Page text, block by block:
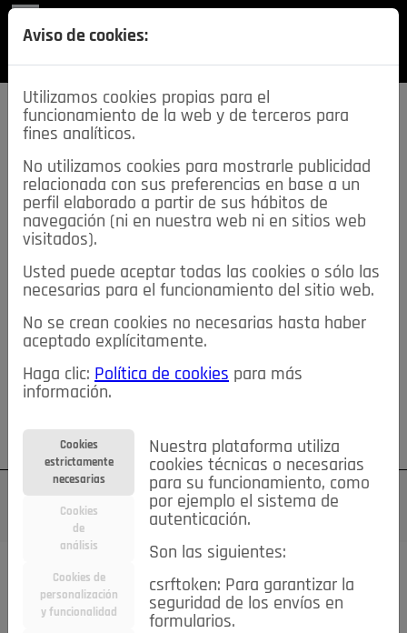
SECCIONES
descarga esta
REVISTA
≡NOTICIAS
NOTICIAS SERVICIOS DE INTERÉS
TABLÓN DE ANUNCIOS MIS ANUNCIOS CONTACTO
NOSOTROS
Su cuenta Regístrese ¿Olvidó su contraseña?
TODAS Deporte Bicicletas Deportes y Ocio
Electrodomésticos
Aviso de cookies:
Utilizamos cookies propias para el
funcionamiento de la web y de terceros para
fines analíticos.
No utilizamos cookies para mostrarle publicidad
relacionada con sus preferencias en base a un
perfil elaborado a partir de sus hábitos de
navegación (ni en nuestra web ni en sitios web
visitados).
Usted puede aceptar todas las cookies o sólo las
necesarias para el funcionamiento del sitio web.
No se crean cookies no necesarias hasta haber
aceptado explícitamente.
Haga clic: Política de cookies para más
información.
Cookies
estrictamente
necesarias
Cookies
de
análisis
Cookies de
personalización
y funcionalidad
Nuestra plataforma utiliza
cookies técnicas o necesarias
para su funcionamiento, como
por ejemplo el sistema de
autenticación.
Son las siguientes:
csrftoken: Para garantizar la
seguridad de los envíos en
formularios.